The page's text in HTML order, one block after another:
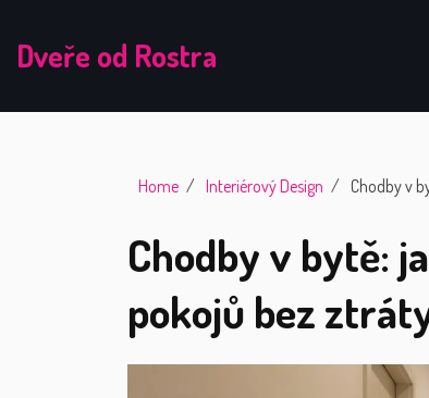
Dveře od Rostra
Home Interiérový Design Chodby v
Chodby v bytě:
pokojů bez